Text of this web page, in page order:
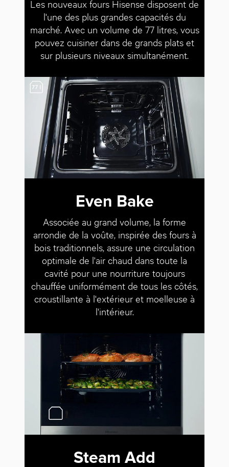
Les nouveaux fours Hisense disposent de
l'une des plus grandes capacités du
marché. Avec un volume de 77 litres, vous
pouvez cuisiner dans de grands plats et
sur plusieurs niveaux simultanément.
Even Bake
Associée au grand volume, la forme
arrondie de la voûte, inspirée des fours à
bois traditionnels, assure une circulation
optimale de l'air chaud dans toute la
cavité pour une nourriture toujours
chauffée uniformément de tous les côtés,
croustillante à l'extérieur et moelleuse à
l'intérieur.
Steam Add